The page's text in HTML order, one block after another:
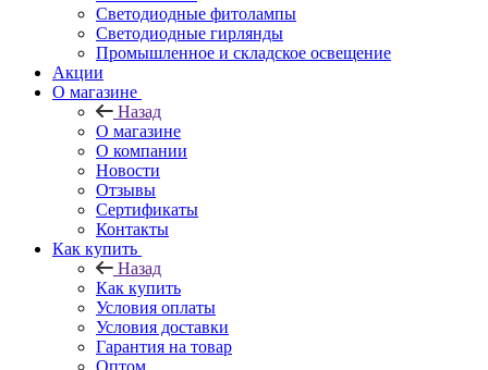
Светодиодные фитолампы
Светодиодные гирлянды
Промышленное и складское освещение
Акции
О магазине
Назад
О магазине
О компании
Новости
Отзывы
Сертификаты
Контакты
Как купить
Назад
Как купить
Условия оплаты
Условия доставки
Гарантия на товар
Оптом